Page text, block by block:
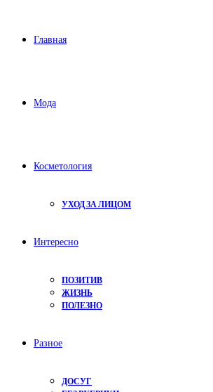
Главная
Мода
Косметология
УХОД ЗА ЛИЦОМ
Интересно
ПОЗИТИВ
ЖИЗНЬ
ПОЛЕЗНО
Разное
ДОСУГ